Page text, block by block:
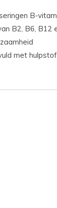
B-
B2, B6, B12
met